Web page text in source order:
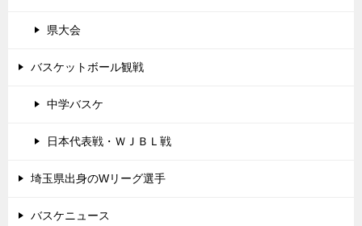
県大会
バスケットボール観戦
中学バスケ
日本代表戦・ＷＪＢＬ戦
埼玉県出身のWリーグ選手
バスケニュース